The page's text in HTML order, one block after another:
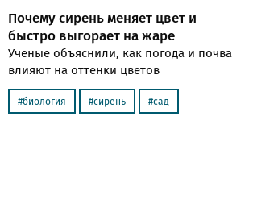
Почему сирень меняет цвет и
быстро выгорает на жаре
Ученые объяснили, как погода и почва
влияют на оттенки цветов
биология сирень сад